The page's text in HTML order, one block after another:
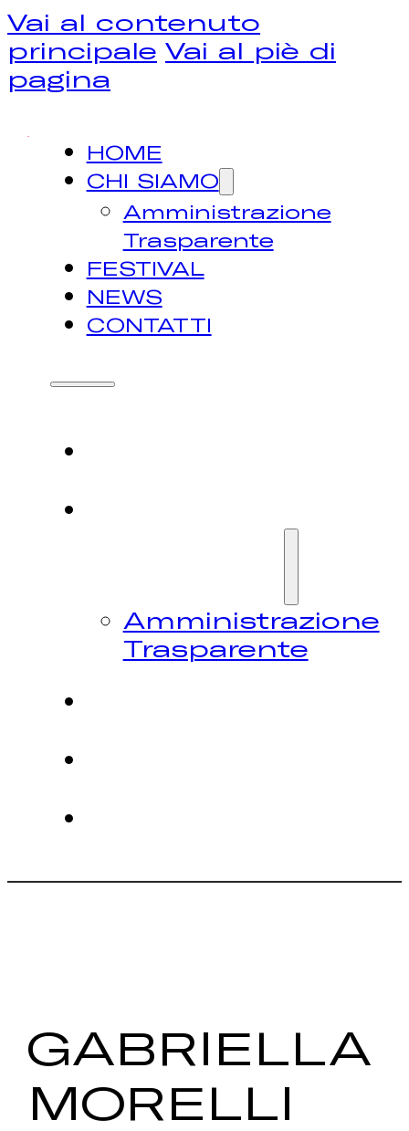
Vai al contenuto
principale Vai al piè di
pagina
HOME
CHI SIAMO
Amministrazione
Trasparente
FESTIVAL
NEWS
CONTATTI
Amministrazione
Trasparente
GABRIELLA
MORELLI